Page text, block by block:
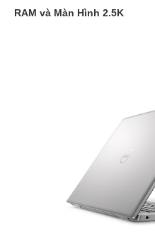
RAM và Màn Hình 2.5K